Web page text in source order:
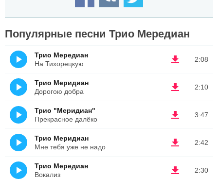
Популярные песни Трио Мередиан
2:08
Трио Мередиан
На Тихорецкую
2:10
Трио Меридиан
Дорогою добра
3:47
Трио "Меридиан"
Прекрасное далёко
2:42
Трио Меридиан
Мне тебя уже не надо
2:30
Трио Мередиан
Вокализ